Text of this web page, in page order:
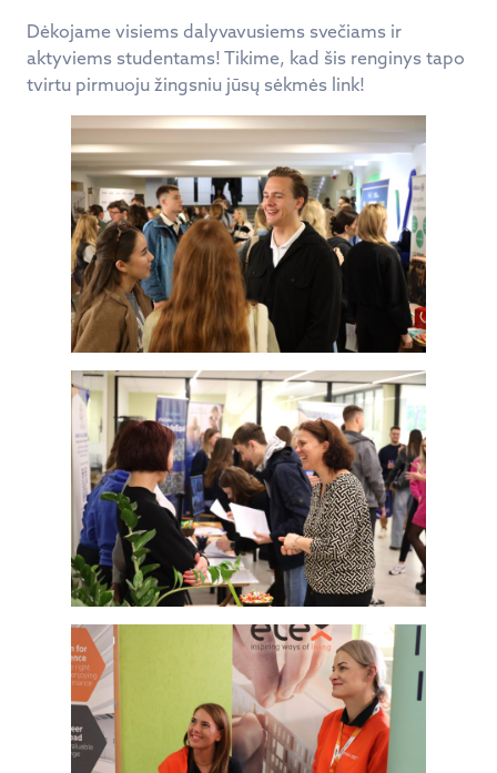
Dėkojame visiems dalyvavusiems svečiams ir
aktyviems studentams! Tikime, kad šis renginys tapo
tvirtu pirmuoju žingsniu jūsų sėkmės link!